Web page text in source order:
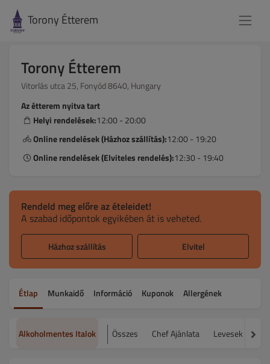
Torony Étterem
Torony Étterem
Vitorlás utca 25, Fonyód 8640, Hungary
Az étterem nyitva tart
Helyi rendelések:12:00 - 20:00
Online rendelések (Házhoz szállítás):12:00 - 19:20
Online rendelések (Elviteles rendelés):12:30 - 19:40
Rendeld meg előre az ételeidet!
A szabad időpontok egyikében át is veheted.
Házhoz szállítás Elvitel
Étlap Munkaidő Információ Kuponok Allergének
Alkoholmentes Italok Összes Chef Ajánlata Levesek